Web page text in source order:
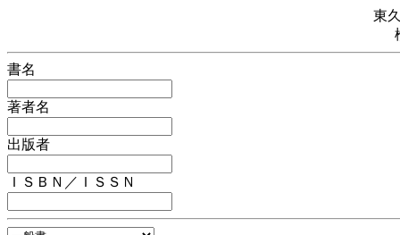
東
書名
著者名
出版者
ＩＳＢＮ／ＩＳＳＮ